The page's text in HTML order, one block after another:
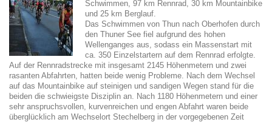
Schwimmen, 97 km Rennrad, 30 km Mountainbike
und 25 km Berglauf.
Das Schwimmen von Thun nach Oberhofen durch
den Thuner See fiel aufgrund des hohen
Wellenganges aus, sodass ein Massenstart mit
ca. 350 Einzelstartern auf dem Rennrad erfolgte.
Auf der Rennradstrecke mit insgesamt 2145 Höhenmetern und zwei
rasanten Abfahrten, hatten beide wenig Probleme. Nach dem Wechsel
auf das Mountainbike auf steinigen und sandigen Wegen stand für die
beiden die schwieigste Disziplin an. Nach 1180 Höhenmetern und einer
sehr anspruchsvollen, kurvenreichen und engen Abfahrt waren beide
überglücklich am Wechselort Stechelberg in der vorgegebenen Zeit